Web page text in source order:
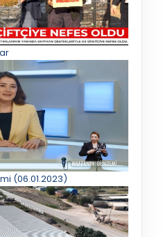
(06.01.2023)